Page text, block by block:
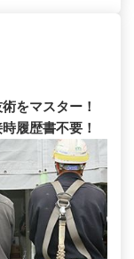
をマスター！
履歴書不要！